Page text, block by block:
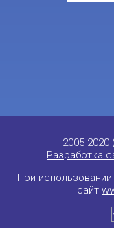
2005-
Разработка
При
сайт